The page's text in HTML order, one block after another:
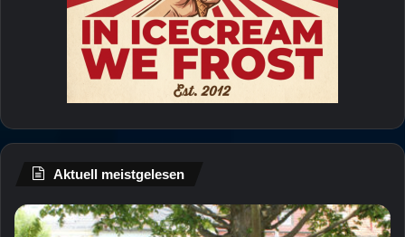
Aktuell meistgelesen